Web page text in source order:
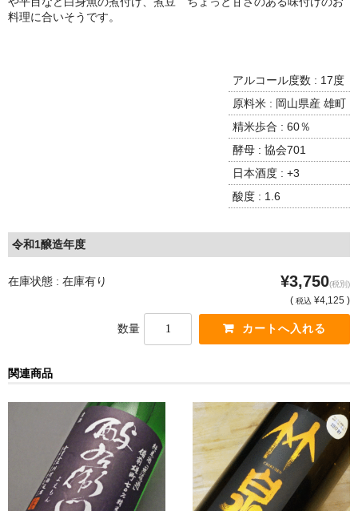
✚旭日 旭日酒造（島根県出雲市）
旭菊・綾花 旭菊酒造（福岡県久留米市）
明るい農村 霧島町蒸留所（鹿児島県霧島市）
鉄輪 瑞鷹（熊本県熊本市）
自 然 派 ワ イ ン
Valerie Frison（ｳﾞｧﾚﾘｰ･ﾌﾘｿﾞﾝ）
France Bourgogone/ﾌﾗﾝｽ･ﾌﾞﾙｺﾞｰﾆｭ
Pattes Loup（ﾊﾟｯﾄ・ﾙｰ）
料理に合いそうです。
アルコール度数 : 17度
原料米 : 岡山県産 雄町
精米歩合 : 60％
酵母 : 協会701
日本酒度 : +3
酸度 : 1.6
令和1醸造年度
在庫状態 : 在庫有り ¥3,750(税別)
( 税込 ¥4,125 )
数量
関連商品